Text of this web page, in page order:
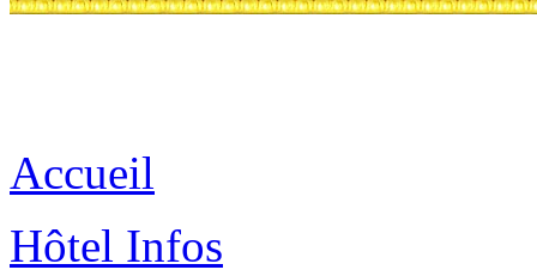
Accueil
Hôtel Infos